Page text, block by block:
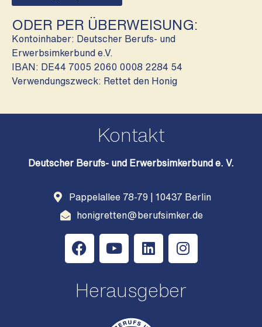
ODER PER ÜBERWEISUNG:
Kontoinhaber: Deutscher Berufs- und
Erwerbsimkerbund e.V.
IBAN: DE44 7005 2060 0008 2284 54
Verwendungszweck: Rettet den Honig
Kontakt
Deutscher Berufs- und Erwerbsimkerbund e. V.
Pappelallee 78-79 | 10437 Berlin
honigretten@berufsimker.de
Herausgeber